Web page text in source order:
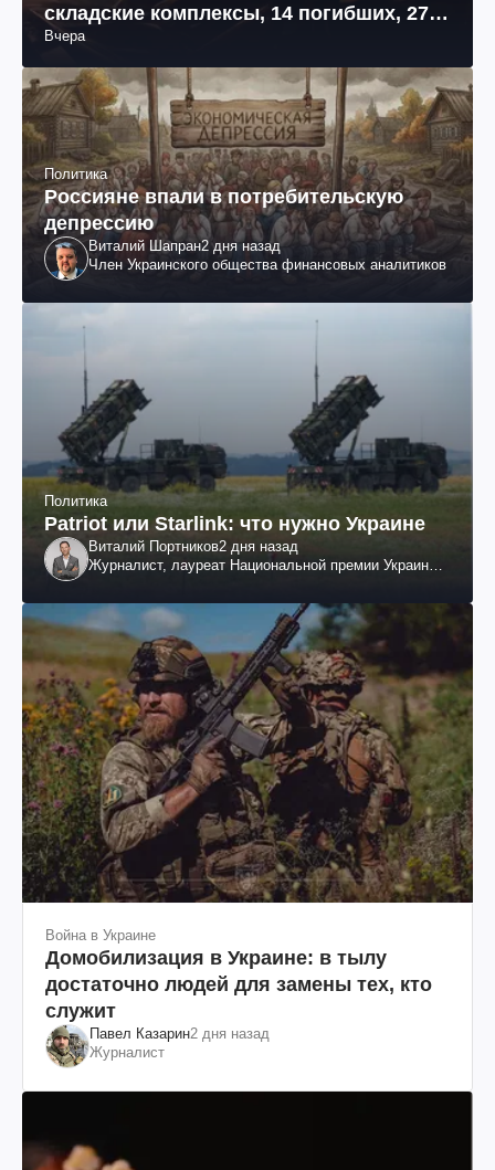
складские комплексы, 14 погибших, 27
раненых (фото, видео)
Вчера
Политика
Россияне впали в потребительскую
депрессию
Виталий Шапран2 дня назад
Член Украинского общества финансовых аналитиков
Политика
Patriot или Starlink: что нужно Украине
Виталий Портников2 дня назад
Журналист, лауреат Национальной премии Украины
Война в Украине
Домобилизация в Украине: в тылу
достаточно людей для замены тех, кто
служит
Павел Казарин2 дня назад
Журналист